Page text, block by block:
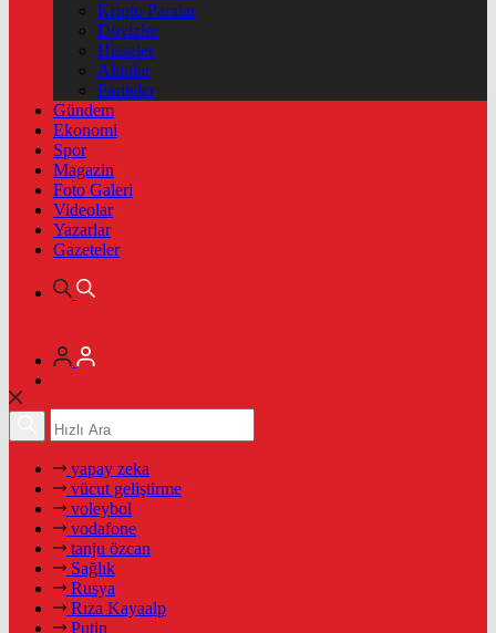
Kripto Paralar
Dövizler
Hisseler
Altınlar
Pariteler
Gündem
Ekonomi
Spor
Magazin
Foto Galeri
Videolar
Yazarlar
Gazeteler
yapay zeka
vücut geliştirme
voleybol
vodafone
tanju özcan
Sağlık
Rusya
Rıza Kayaalp
Putin